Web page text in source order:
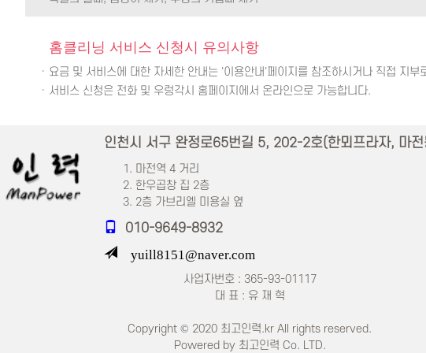
홈클리닝 서비스 신청시 유의사항
· 요금 및 서비스에 대한 자세한 안내는 '이용안내'페이지를 참조하시거나 직접 지부
· 서비스 신청은 전화 및 우렁각시 홈페이지에서 온라인으로 가능합니다.
인천시 서구 완정로65번길 5, 202-2호(한뫼프라자, 마전
마전역 4 거리
한우곱창 집 2층
2층 가브리엘 미용실 옆
010-9649-8932
yuill8151@naver.com
사업자번호 : 365-93-01117
대 표 : 유 재 혁
Copyright © 2020 최고인력.kr All rights reserved.
Powered by 최고인력 Co. LTD.